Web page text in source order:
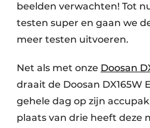
beelden verwachten! Tot
testen super en gaan we
meer testen uitvoeren.
Net als met onze Doosan
draait de Doosan DX165W
gehele dag op zijn
plaats van drie heeft deze